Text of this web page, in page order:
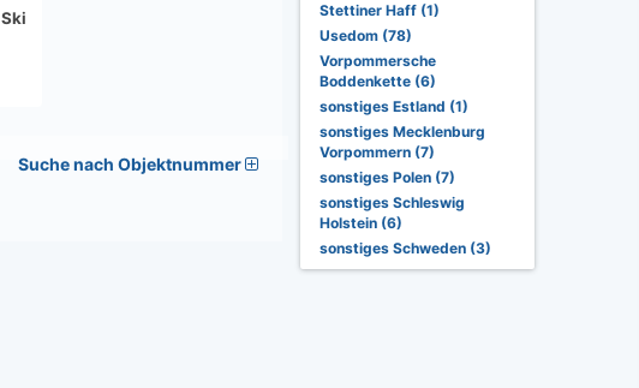
Ski
Suche nach Objektnummer
Stettiner Haff (1)
Usedom (78)
Vorpommersche
Boddenkette (6)
sonstiges Estland (1)
sonstiges Mecklenburg
Vorpommern (7)
sonstiges Polen (7)
sonstiges Schleswig
Holstein (6)
sonstiges Schweden (3)